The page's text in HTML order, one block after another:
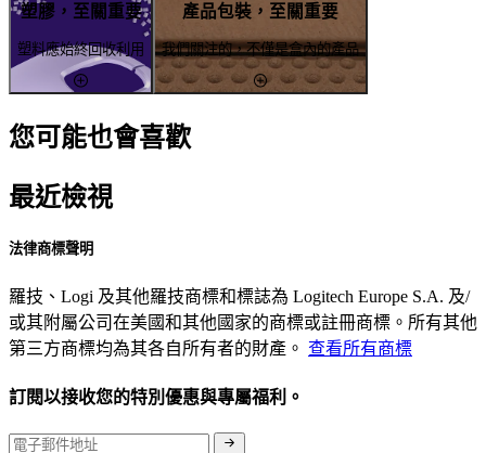
塑膠，至關重要
塑料應始終回收利用
產品包裝，至關重要
我們關注的，不僅是盒內的產品
您可能也會喜歡
最近檢視
法律商標聲明
羅技、Logi 及其他羅技商標和標誌為 Logitech Europe S.A. 及/
或其附屬公司在美國和其他國家的商標或註冊商標。所有其他
第三方商標均為其各自所有者的財產。 查看所有商標
訂閱以接收您的特別優惠與專屬福利。